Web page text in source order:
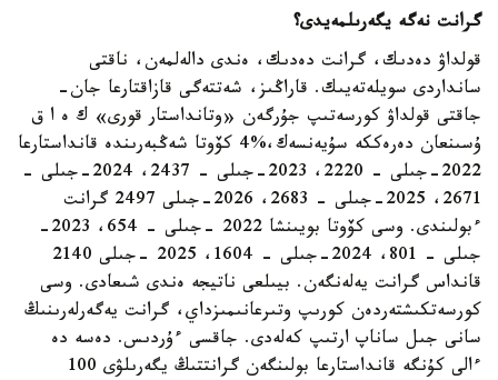
گرانت نەگە يگەرىلمەيدى؟
قولداۋ دەدىك، گرانت دەدىك، ەندى دالەلمەن، ناقتى
سانداردى سويلەتەيىك. قاراڭىز، شەتتەگى قازاقتارعا جان-
جاقتى قولداۋ كورسەتىپ جۇرگەن «وتانداستار قورى» ك ە ا ق
ۇسىنعان دەرەككە سۇيەنسەك،%4 كۆوتا شەڭبەرىندە قانداستارعا
2022-جىلى – 2220، 2023-جىلى – 2437، 2024-جىلى –
2671، 2025-جىلى – 2683، 2026-جىلى 2497 گرانت
ءبولىندى. وسى كۆوتا بويىنشا 2022 -جىلى – 654، 2023-
جىلى – 801، 2024-جىلى – 1604، 2025 -جىلى 2140
قانداس گرانت يەلەنگەن. بيىلعى ناتيجە ەندى شىعادى. وسى
كورسەتكىشتەردەن كورىپ وتىرعانىمىزداي، گرانت يەگەرلەرىنىڭ
سانى جىل ساناپ ارتىپ كەلەدى. جاقسى ءۇردىس. دەسە دە
ءالى كۇنگە قانداستارعا بولىنگەن گرانتتىڭ يگەرىلۋى 100